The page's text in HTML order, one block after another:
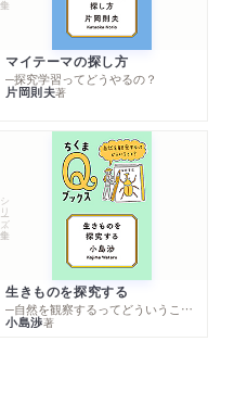
マイテーマの探し方
─探究学習ってどうやるの？
片岡則夫著
シリーズ・全集
生きものを探究する
─自然を観察するってどういうこと？
小島渉著